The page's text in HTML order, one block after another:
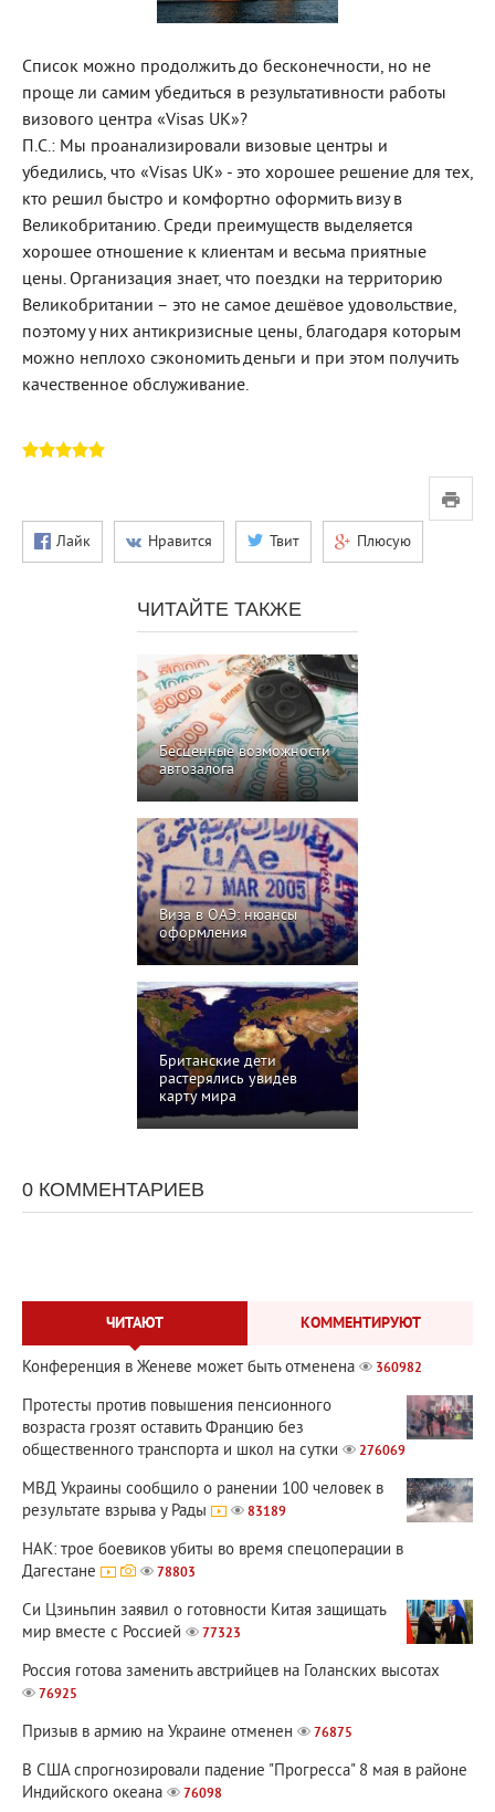
Список можно продолжить до бесконечности, но не
проще ли самим убедиться в результативности работы
визового центра «Visas UK»?
П.С.: Мы проанализировали визовые центры и
убедились, что «Visas UK» - это хорошее решение для тех,
кто решил быстро и комфортно оформить визу в
Великобританию. Среди преимуществ выделяется
хорошее отношение к клиентам и весьма приятные
цены. Организация знает, что поездки на территорию
Великобритании – это не самое дешёвое удовольствие,
поэтому у них антикризисные цены, благодаря которым
можно неплохо сэкономить деньги и при этом получить
качественное обслуживание.
Лайк Нравится Твит Плюсую
ЧИТАЙТЕ ТАКЖЕ
Бесценные возможности
автозалога
Виза в ОАЭ: нюансы
оформления
Британские дети
растерялись увидев
карту мира
0 КОММЕНТАРИЕВ
ЧИТАЮТ КОММЕНТИРУЮТ
Конференция в Женеве может быть отменена 360982
Протесты против повышения пенсионного
возраста грозят оставить Францию без
общественного транспорта и школ на сутки
276069
МВД Украины сообщило о ранении 100 человек в
результате взрыва у Рады
83189
НАК: трое боевиков убиты во время спецоперации в
Дагестане
78803
Си Цзиньпин заявил о готовности Китая защищать
мир вместе с Россией
77323
Россия готова заменить австрийцев на Голанских высотах
76925
Призыв в армию на Украине отменен 76875
В США спрогнозировали падение "Прогресса" 8 мая в районе
Индийского океана
76098